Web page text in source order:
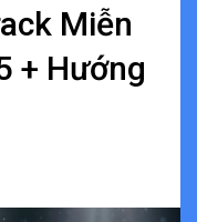
Miễn
+ Hướng